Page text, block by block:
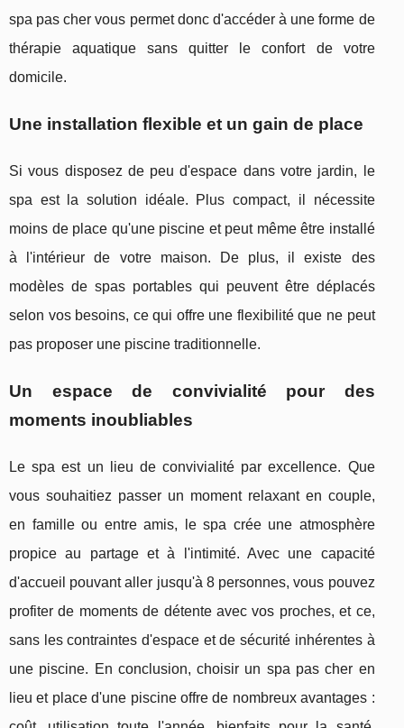
spa pas cher vous permet donc d'accéder à une forme de
thérapie aquatique sans quitter le confort de votre
domicile.
Une installation flexible et un gain de place
Si vous disposez de peu d'espace dans votre jardin, le
spa est la solution idéale. Plus compact, il nécessite
moins de place qu'une piscine et peut même être installé
à l'intérieur de votre maison. De plus, il existe des
modèles de spas portables qui peuvent être déplacés
selon vos besoins, ce qui offre une flexibilité que ne peut
pas proposer une piscine traditionnelle.
Un espace de convivialité pour des
moments inoubliables
Le spa est un lieu de convivialité par excellence. Que
vous souhaitiez passer un moment relaxant en couple,
en famille ou entre amis, le spa crée une atmosphère
propice au partage et à l'intimité. Avec une capacité
d'accueil pouvant aller jusqu'à 8 personnes, vous pouvez
profiter de moments de détente avec vos proches, et ce,
sans les contraintes d'espace et de sécurité inhérentes à
une piscine. En conclusion, choisir un spa pas cher en
lieu et place d'une piscine offre de nombreux avantages :